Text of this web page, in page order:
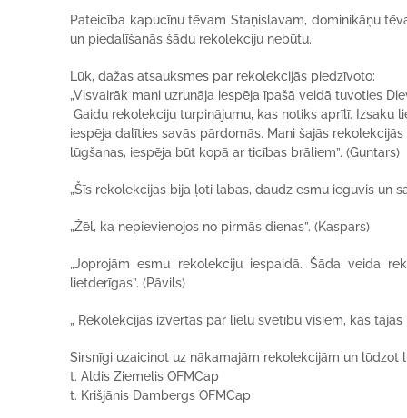
Pateicība kapucīnu tēvam Staņislavam, dominikāņu
un piedalīšanās šādu rekolekciju nebūtu.
Lūk, dažas atsauksmes par rekolekcijās piedzīvoto:
„Visvairāk mani uzrunāja iespēja īpašā veidā tuvoties
Gaidu rekolekciju turpinājumu, kas notiks aprīlī. Izsaku
iespēja dalīties savās pārdomās. Mani šajās
lūgšanas, iespēja būt kopā ar ticības brāļiem”. (Guntars)
„Šīs rekolekcijas bija ļoti labas, daudz esmu ieguvis un
„Žēl, ka nepievienojos no pirmās dienas”. (Kaspars)
„Joprojām esmu rekolekciju iespaidā. Šāda veida
lietderīgas”. (Pāvils)
„ Rekolekcijas izvērtās par lielu svētību visiem, kas tajās
Sirsnīgi uzaicinot uz nākamajām rekolekcijām un
t. Aldis Ziemelis OFMCap
t. Krišjānis Dambergs OFMCap